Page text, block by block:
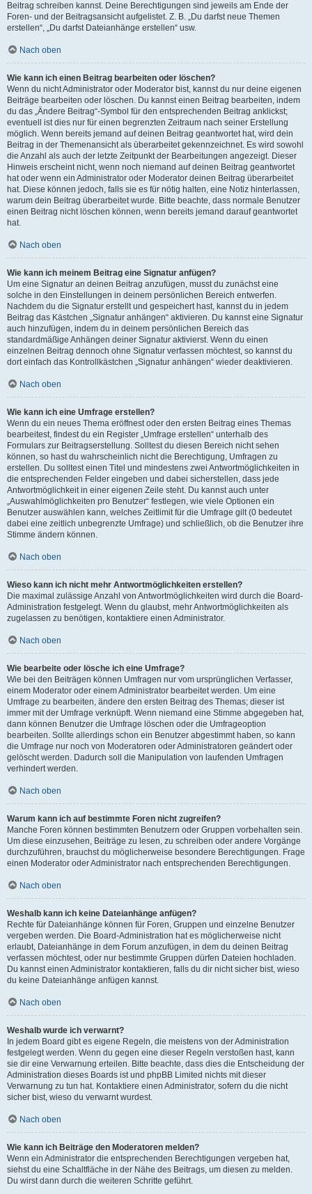
Beitrag schreiben kannst. Deine Berechtigungen sind jeweils am Ende der
Foren- und der Beitragsansicht aufgelistet. Z. B. „Du darfst neue Themen
erstellen“, „Du darfst Dateianhänge erstellen“ usw.
Nach oben
Wie kann ich einen Beitrag bearbeiten oder löschen?
Wenn du nicht Administrator oder Moderator bist, kannst du nur deine eigenen
Beiträge bearbeiten oder löschen. Du kannst einen Beitrag bearbeiten, indem
du das „Ändere Beitrag“-Symbol für den entsprechenden Beitrag anklickst;
eventuell ist dies nur für einen begrenzten Zeitraum nach seiner Erstellung
möglich. Wenn bereits jemand auf deinen Beitrag geantwortet hat, wird dein
Beitrag in der Themenansicht als überarbeitet gekennzeichnet. Es wird sowohl
die Anzahl als auch der letzte Zeitpunkt der Bearbeitungen angezeigt. Dieser
Hinweis erscheint nicht, wenn noch niemand auf deinen Beitrag geantwortet
hat oder wenn ein Administrator oder Moderator deinen Beitrag überarbeitet
hat. Diese können jedoch, falls sie es für nötig halten, eine Notiz hinterlassen,
warum dein Beitrag überarbeitet wurde. Bitte beachte, dass normale Benutzer
einen Beitrag nicht löschen können, wenn bereits jemand darauf geantwortet
hat.
Nach oben
Wie kann ich meinem Beitrag eine Signatur anfügen?
Um eine Signatur an deinen Beitrag anzufügen, musst du zunächst eine
solche in den Einstellungen in deinem persönlichen Bereich entwerfen.
Nachdem du die Signatur erstellt und gespeichert hast, kannst du in jedem
Beitrag das Kästchen „Signatur anhängen“ aktivieren. Du kannst eine Signatur
auch hinzufügen, indem du in deinem persönlichen Bereich das
standardmäßige Anhängen deiner Signatur aktivierst. Wenn du einen
einzelnen Beitrag dennoch ohne Signatur verfassen möchtest, so kannst du
dort einfach das Kontrollkästchen „Signatur anhängen“ wieder deaktivieren.
Nach oben
Wie kann ich eine Umfrage erstellen?
Wenn du ein neues Thema eröffnest oder den ersten Beitrag eines Themas
bearbeitest, findest du ein Register „Umfrage erstellen“ unterhalb des
Formulars zur Beitragserstellung. Solltest du diesen Bereich nicht sehen
können, so hast du wahrscheinlich nicht die Berechtigung, Umfragen zu
erstellen. Du solltest einen Titel und mindestens zwei Antwortmöglichkeiten in
die entsprechenden Felder eingeben und dabei sicherstellen, dass jede
Antwortmöglichkeit in einer eigenen Zeile steht. Du kannst auch unter
„Auswahlmöglichkeiten pro Benutzer“ festlegen, wie viele Optionen ein
Benutzer auswählen kann, welches Zeitlimit für die Umfrage gilt (0 bedeutet
dabei eine zeitlich unbegrenzte Umfrage) und schließlich, ob die Benutzer ihre
Stimme ändern können.
Nach oben
Wieso kann ich nicht mehr Antwortmöglichkeiten erstellen?
Die maximal zulässige Anzahl von Antwortmöglichkeiten wird durch die Board-
Administration festgelegt. Wenn du glaubst, mehr Antwortmöglichkeiten als
zugelassen zu benötigen, kontaktiere einen Administrator.
Nach oben
Wie bearbeite oder lösche ich eine Umfrage?
Wie bei den Beiträgen können Umfragen nur vom ursprünglichen Verfasser,
einem Moderator oder einem Administrator bearbeitet werden. Um eine
Umfrage zu bearbeiten, ändere den ersten Beitrag des Themas; dieser ist
immer mit der Umfrage verknüpft. Wenn niemand eine Stimme abgegeben hat,
dann können Benutzer die Umfrage löschen oder die Umfrageoption
bearbeiten. Sollte allerdings schon ein Benutzer abgestimmt haben, so kann
die Umfrage nur noch von Moderatoren oder Administratoren geändert oder
gelöscht werden. Dadurch soll die Manipulation von laufenden Umfragen
verhindert werden.
Nach oben
Warum kann ich auf bestimmte Foren nicht zugreifen?
Manche Foren können bestimmten Benutzern oder Gruppen vorbehalten sein.
Um diese einzusehen, Beiträge zu lesen, zu schreiben oder andere Vorgänge
durchzuführen, brauchst du möglicherweise besondere Berechtigungen. Frage
einen Moderator oder Administrator nach entsprechenden Berechtigungen.
Nach oben
Weshalb kann ich keine Dateianhänge anfügen?
Rechte für Dateianhänge können für Foren, Gruppen und einzelne Benutzer
vergeben werden. Die Board-Administration hat es möglicherweise nicht
erlaubt, Dateianhänge in dem Forum anzufügen, in dem du deinen Beitrag
verfassen möchtest, oder nur bestimmte Gruppen dürfen Dateien hochladen.
Du kannst einen Administrator kontaktieren, falls du dir nicht sicher bist, wieso
du keine Dateianhänge anfügen kannst.
Nach oben
Weshalb wurde ich verwarnt?
In jedem Board gibt es eigene Regeln, die meistens von der Administration
festgelegt werden. Wenn du gegen eine dieser Regeln verstoßen hast, kann
sie dir eine Verwarnung erteilen. Bitte beachte, dass dies die Entscheidung der
Administration dieses Boards ist und phpBB Limited nichts mit dieser
Verwarnung zu tun hat. Kontaktiere einen Administrator, sofern du die nicht
sicher bist, wieso du verwarnt wurdest.
Nach oben
Wie kann ich Beiträge den Moderatoren melden?
Wenn ein Administrator die entsprechenden Berechtigungen vergeben hat,
siehst du eine Schaltfläche in der Nähe des Beitrags, um diesen zu melden.
Du wirst dann durch die weiteren Schritte geführt.